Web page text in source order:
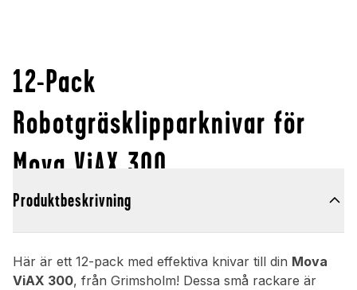
12-Pack
Robotgräsklipparknivar för
Mova ViAX 300
Produktbeskrivning
Här är ett 12-pack med effektiva knivar till din Mova
ViAX 300, från Grimsholm! Dessa små rackare är